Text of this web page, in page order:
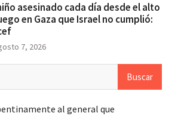
asesinado cada día desde el alto
en Gaza que Israel no cumplió:
7, 2026
al general que